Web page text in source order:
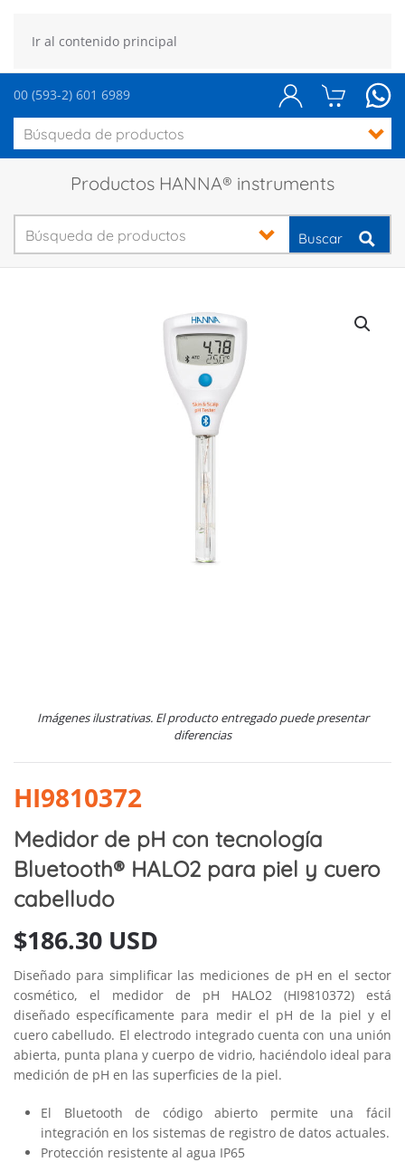
Ir al contenido principal
00 (593-2) 601 6989
Productos HANNA® instruments
Buscar
Imágenes ilustrativas. El producto entregado puede presentar
diferencias
HI9810372
Medidor de pH con tecnología
Bluetooth® HALO2 para piel y cuero
cabelludo
$186.30 USD
Diseñado para simplificar las mediciones de pH en el sector
cosmético, el medidor de pH HALO2 (HI9810372) está
diseñado específicamente para medir el pH de la piel y el
cuero cabelludo. El electrodo integrado cuenta con una unión
abierta, punta plana y cuerpo de vidrio, haciéndolo ideal para
medición de pH en las superficies de la piel.
El Bluetooth de código abierto permite una fácil
integración en los sistemas de registro de datos actuales.
Protección resistente al agua IP65